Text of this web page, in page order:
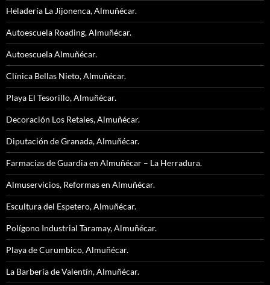
Heladería La Jijonenca, Almuñécar.
Autoescuela Roading, Almuñécar.
Autoescuela Almuñécar.
Clínica Bellas Nieto, Almuñécar.
Playa El Tesorillo, Almuñécar.
Decoración Los Retales, Almuñécar.
Diputación de Granada, Almuñécar.
Farmacias de Guardia en Almuñécar – La Herradura.
Almuservicios, Reformas en Almuñécar.
Escultura del Espetero, Almuñécar.
Polígono Industrial Taramay, Almuñécar.
Playa de Curumbico, Almuñécar.
La Barbería de Valentín, Almuñécar.